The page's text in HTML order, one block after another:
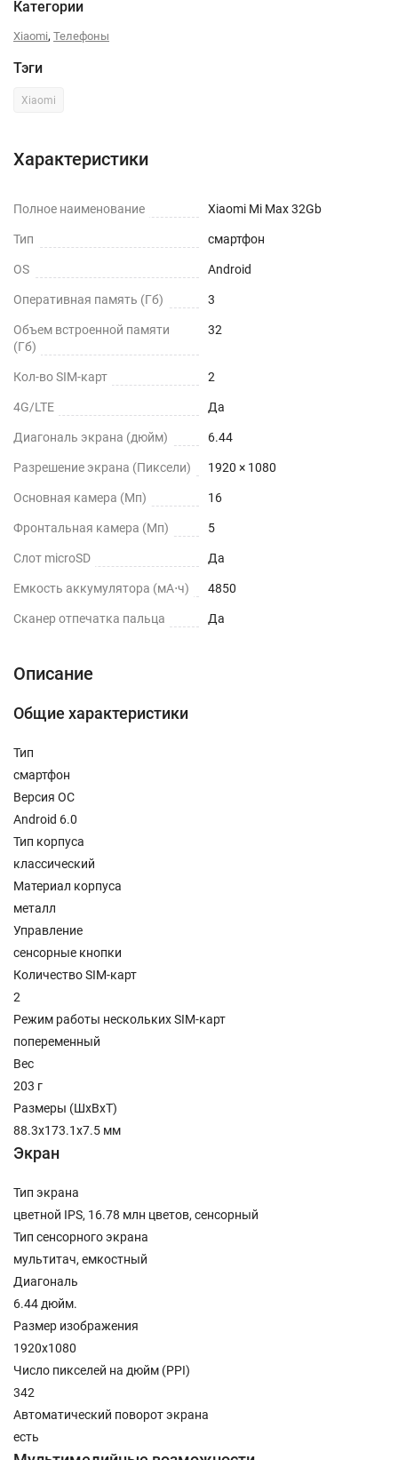
Категории
Xiaomi, Телефоны
Тэги
Xiaomi
Характеристики
Полное наименование Xiaomi Mi Max 32Gb
Тип смартфон
OS Android
Оперативная память (Гб) 3
Объем встроенной памяти
(Гб)
32
Кол-во SIM-карт 2
4G/LTE Да
Диагональ экрана (дюйм) 6.44
Разрешение экрана (Пиксели) 1920 × 1080
Основная камера (Мп) 16
Фронтальная камера (Мп) 5
Слот microSD Да
Емкость аккумулятора (мА⋅ч) 4850
Сканер отпечатка пальца Да
Описание
Общие характеристики
Тип
смартфон
Версия ОС
Android 6.0
Тип корпуса
классический
Материал корпуса
металл
Управление
сенсорные кнопки
Количество SIM-карт
2
Режим работы нескольких SIM-карт
попеременный
Вес
203 г
Размеры (ШxВxТ)
88.3x173.1x7.5 мм
Экран
Тип экрана
цветной IPS, 16.78 млн цветов, сенсорный
Тип сенсорного экрана
мультитач, емкостный
Диагональ
6.44 дюйм.
Размер изображения
1920x1080
Число пикселей на дюйм (PPI)
342
Автоматический поворот экрана
есть